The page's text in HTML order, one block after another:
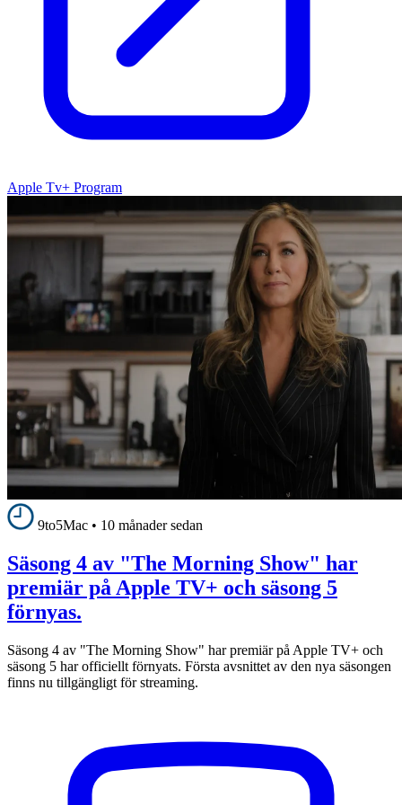
Apple Tv+ Program
9to5Mac • 10 månader sedan
Säsong 4 av "The Morning Show" har
premiär på Apple TV+ och säsong 5
förnyas.
Säsong 4 av "The Morning Show" har premiär på Apple TV+ och
säsong 5 har officiellt förnyats. Första avsnittet av den nya säsongen
finns nu tillgängligt för streaming.